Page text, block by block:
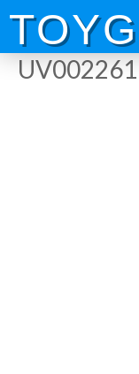
Skip
content
UV002261